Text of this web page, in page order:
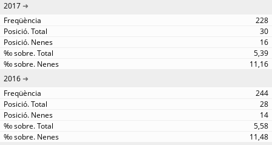
2017
228
30
16
5,39
11,16
2016
244
28
14
5,58
11,48